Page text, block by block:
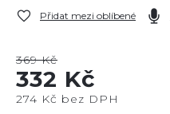
Přidat mezi oblíbené
369 Kč
332 Kč
274 Kč bez DPH